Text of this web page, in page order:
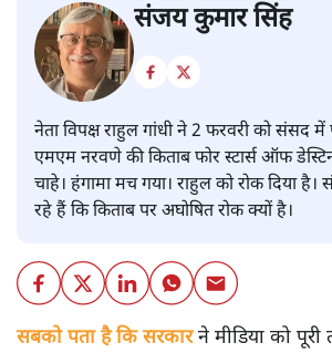
संजय कुमार सिंह
नेता विपक्ष राहुल गांधी ने 2 फरवरी को संसद में
एमएम नरवणे की किताब फोर स्टार्स ऑफ
चाहे। हंगामा मच गया। राहुल को रोक दिया
रहे हैं कि किताब पर अघोषित रोक क्यों है।
सबको पता है कि सरकारने मीडिया को पूरी